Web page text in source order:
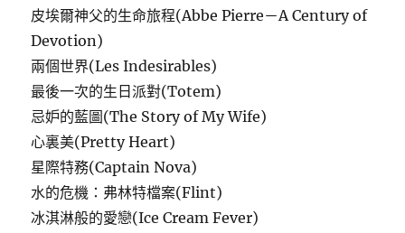
皮埃爾神父的生命旅程(Abbe Pierre－A Century of
Devotion)
兩個世界(Les Indesirables)
最後一次的生日派對(Totem)
忌妒的藍圖(The Story of My Wife)
心裏美(Pretty Heart)
星際特務(Captain Nova)
水的危機：弗林特檔案(Flint)
冰淇淋般的愛戀(Ice Cream Fever)